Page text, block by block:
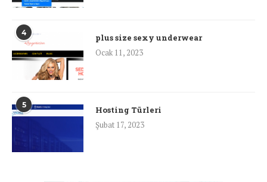
4
plus size sexy underwear
Ocak 11, 2023
5
Hosting Türleri
Şubat 17, 2023